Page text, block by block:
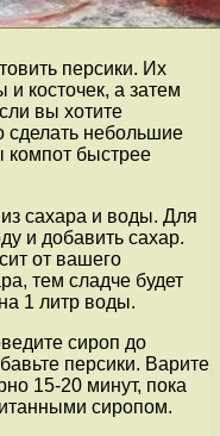
персики. Их
косточек, а затем
вы хотите
сделать небольшие
компот быстрее
сахара и воды. Для
и добавить сахар.
от вашего
тем сладче будет
1 литр воды.
сироп до
персики. Варите
15-20 минут, пока
сиропом.